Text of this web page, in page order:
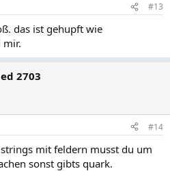
#13
das ist gehupft wie
mir.
2703
#14
mit feldern musst du um
sonst gibts quark.